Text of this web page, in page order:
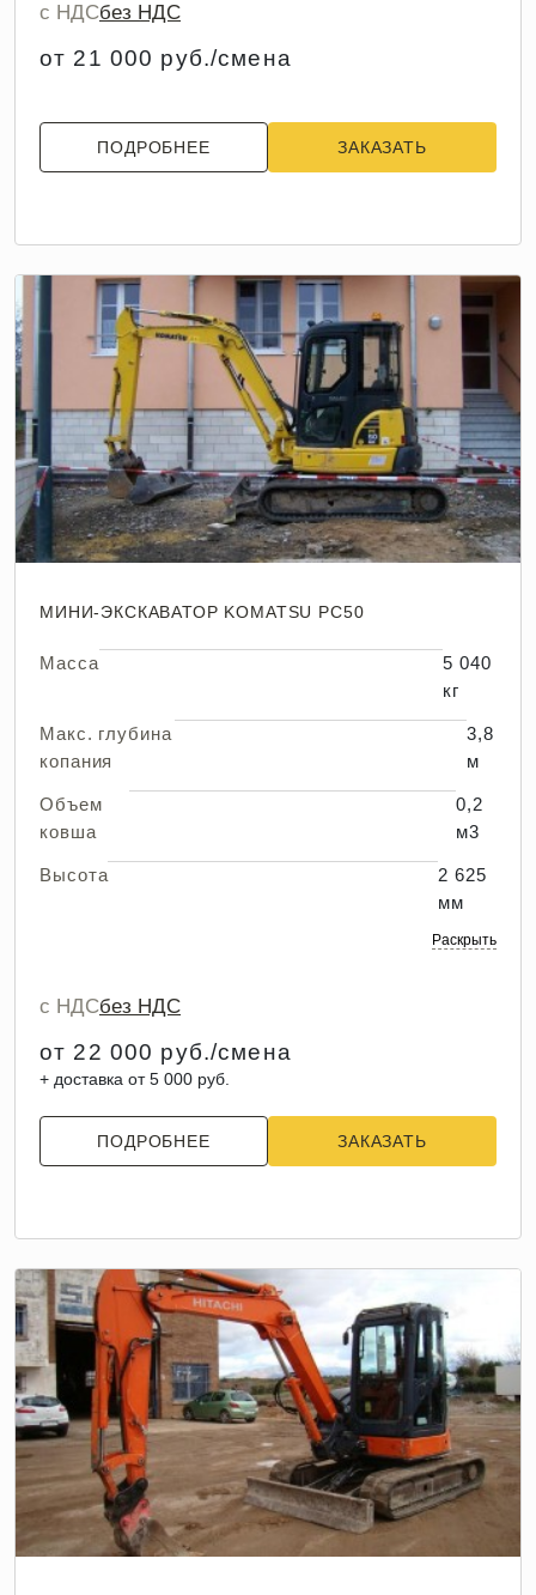
с НДСбез НДС
от 21 000 руб./смена
ПОДРОБНЕЕ ЗАКАЗАТЬ
МИНИ-ЭКСКАВАТОР KOMATSU PC50
Масса
5 040
кг
Макс. глубина
копания
3,8
м
Объем
ковша
0,2
м3
Высота
2 625
мм
Раскрыть
с НДСбез НДС
от 22 000 руб./смена
+ доставка от 5 000 руб.
ПОДРОБНЕЕ ЗАКАЗАТЬ